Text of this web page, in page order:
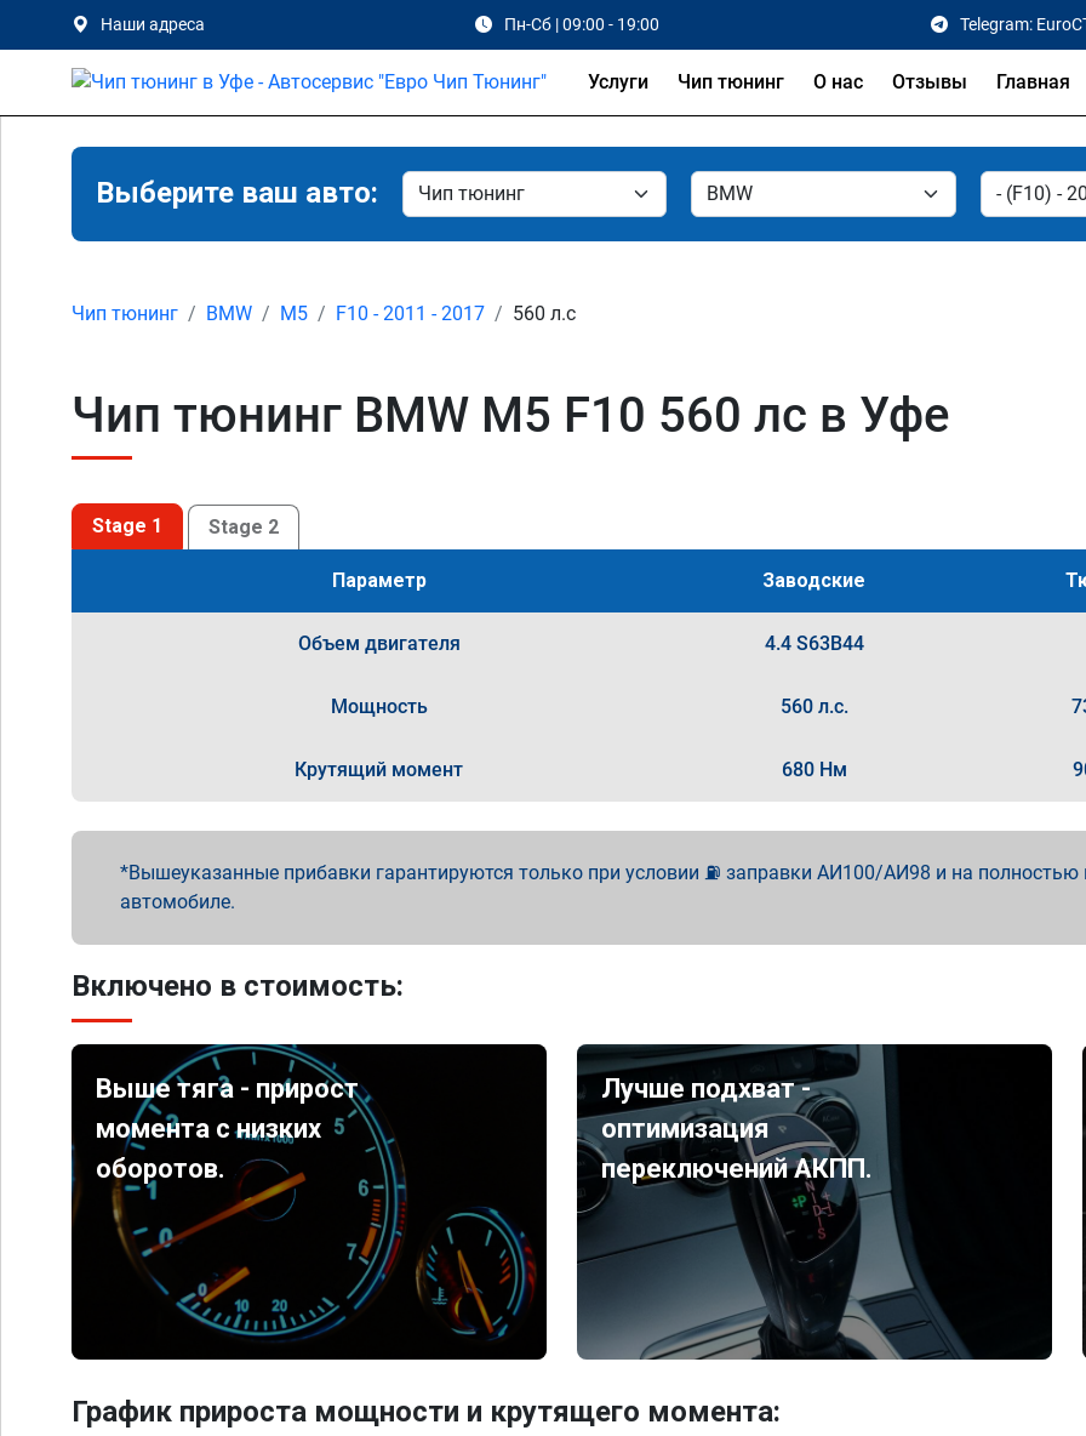
Наши адреса Пн-Сб | 09:00 - 19:00 Telegram:
Услуги Чип тюнинг О нас Отзывы Главная
Выберите ваш авто:
Чип тюнинг BMW M5 F10 - 2011 - 2017 560 л.с
Чип тюнинг BMW M5 F10 560 лс в Уфе
Stage 1 Stage 2
Параметр Заводские
Объем двигателя 4.4 S63B44
Мощность 560 л.с.
Крутящий момент 680 Нм
Вышеуказанные прибавки гарантируются только при условии ⛽ заправки АИ100/АИ98 и на
автомобиле.
Включено в стоимость:
Выше тяга - прирост
момента с низких
оборотов.
Лучше подхват -
оптимизация
переключений АКПП.
График прироста мощности и крутящего момента: